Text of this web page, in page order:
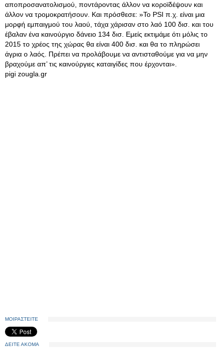
αποπροσανατολισμού, ποντάροντας άλλον να κοροϊδέψουν και
άλλον να τρομοκρατήσουν. Και πρόσθεσε: »Το PSI π.χ. είναι μια
μορφή εμπαιγμού του λαού, τάχα χάρισαν στο λαό 100 δισ. και του
έβαλαν ένα καινούργιο δάνειο 134 δισ. Εμείς εκτιμάμε ότι μόλις το
2015 το χρέος της χώρας θα είναι 400 δισ. και θα το πληρώσει
άγρια ο λαός. Πρέπει να προλάβουμε να αντισταθούμε για να μην
βραχούμε απ’ τις καινούργιες καταιγίδες που έρχονται».
pigi zougla.gr
ΜΟΙΡΑΣΤΕΙΤΕ
ΔΕΙΤΕ ΑΚΟΜΑ